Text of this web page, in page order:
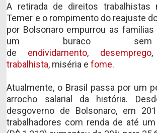
A retirada de direitos trabalhistas
Temer e o rompimento do reajuste
por Bolsonaro empurrou as famílias
um buraco
de endividamento, desemprego
trabalhista, miséria efome.
Atualmente, o Brasil passa por um
arrocho salarial da história.
desgoverno de Bolsonaro, em
trabalhadores com renda de até